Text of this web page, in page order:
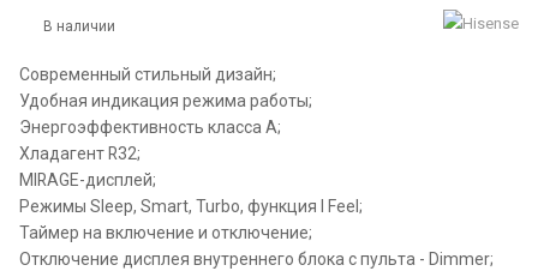
В наличии
Современный стильный дизайн;
Удобная индикация режима работы;
Энергоэффективность класса А;
Хладагент R32;
MIRAGE-дисплей;
Режимы Sleep, Smart, Turbo, функция I Feel;
Таймер на включение и отключение;
Отключение дисплея внутреннего блока с пульта - Dimmer;